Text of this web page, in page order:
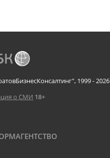
1999 - 2026
о СМИ 18+